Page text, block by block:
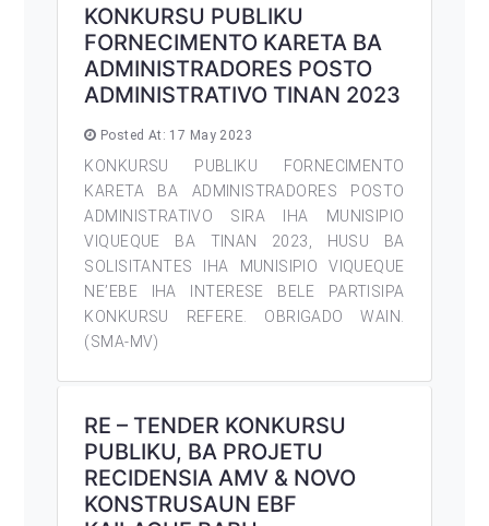
KONKURSU PUBLIKU
FORNECIMENTO KARETA BA
ADMINISTRADORES POSTO
ADMINISTRATIVO TINAN 2023
Posted At: 17 May 2023
KONKURSU PUBLIKU FORNECIMENTO
KARETA BA ADMINISTRADORES POSTO
ADMINISTRATIVO SIRA IHA MUNISIPIO
VIQUEQUE BA TINAN 2023, HUSU BA
SOLISITANTES IHA MUNISIPIO VIQUEQUE
NE’EBE IHA INTERESE BELE PARTISIPA
KONKURSU REFERE. OBRIGADO WAIN.
(SMA-MV)
RE – TENDER KONKURSU
PUBLIKU, BA PROJETU
RECIDENSIA AMV & NOVO
KONSTRUSAUN EBF